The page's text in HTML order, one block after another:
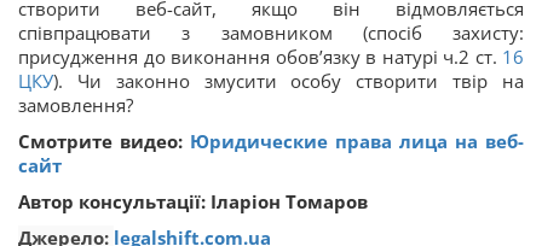
створити веб-сайт, якщо він відмовляється
співпрацювати з замовником (спосіб захисту:
присудження до виконання обов’язку в натурі ч.2 ст. 16
ЦКУ). Чи законно змусити особу створити твір на
замовлення?
Смотрите видео: Юридические права лица на веб-
сайт
Автор консультації: Іларіон Томаров
Джерело: legalshift.com.ua